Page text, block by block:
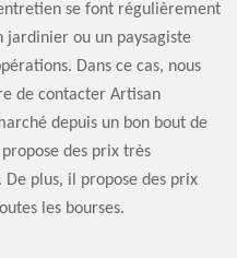
se font régulièrement
jardinier ou un paysagiste
Dans ce cas, nous
de contacter Artisan
depuis un bon bout de
des prix très
De plus, il propose des prix
les bourses.